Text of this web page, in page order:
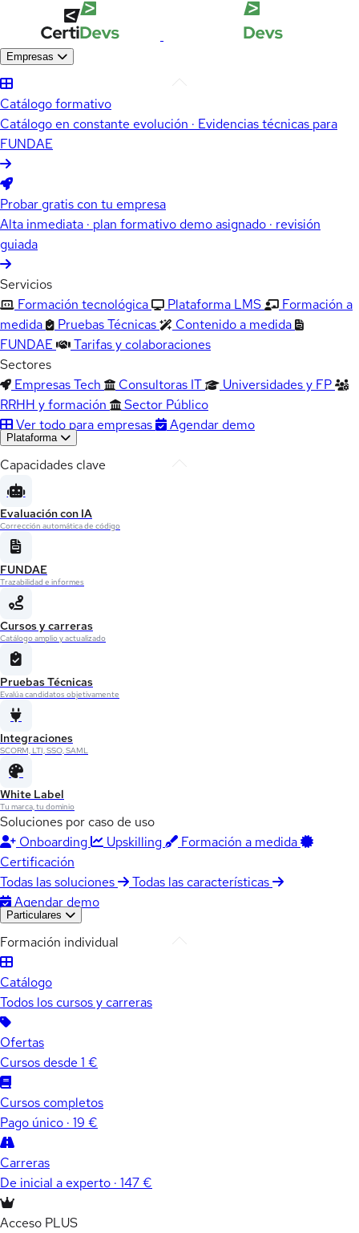
Empresas
Catálogo formativo
Catálogo en constante evolución · Evidencias técnicas para
FUNDAE
Probar gratis con tu empresa
Alta inmediata · plan formativo demo asignado · revisión
guiada
Servicios
Formación tecnológica
Plataforma LMS
Formación a
medida
Pruebas Técnicas
Contenido a medida
FUNDAE
Tarifas y colaboraciones
Sectores
Empresas Tech
Consultoras IT
Universidades y FP
RRHH y formación
Sector Público
Ver todo para empresas
Agendar demo
Plataforma
Capacidades clave
Evaluación con IA
Corrección automática de código
FUNDAE
Trazabilidad e informes
Cursos y carreras
Catálogo amplio y actualizado
Pruebas Técnicas
Evalúa candidatos objetivamente
Integraciones
SCORM, LTI, SSO, SAML
White Label
Tu marca, tu dominio
Soluciones por caso de uso
Onboarding
Upskilling
Formación a medida
Certificación
Todas las soluciones
Todas las características
Agendar demo
Particulares
Formación individual
Catálogo
Todos los cursos y carreras
Ofertas
Cursos desde 1 €
Cursos completos
Pago único · 19 €
Carreras
De inicial a experto · 147 €
Acceso PLUS